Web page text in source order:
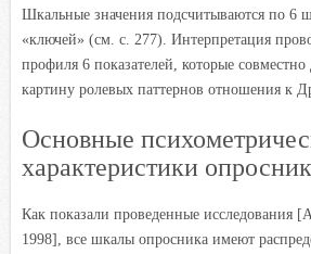
Шкальные значения подсчитываются по 6
«ключей» (см. с. 277). Интерпретация
профиля 6 показателей, которые
картину ролевых паттернов отношения к
Основные
характеристики
Как показали проведенные исследования
1998], все шкалы опросника имеют